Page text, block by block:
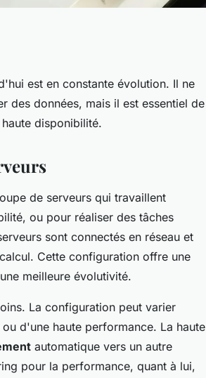
est en constante évolution. Il ne
des données, mais il est essentiel de
disponibilité.
de serveurs qui travaillent
ou pour réaliser des tâches
sont connectés en réseau et
Cette configuration offre une
meilleure évolutivité.
La configuration peut varier
d'une haute performance. La haute
automatique vers un autre
pour la performance, quant à lui,